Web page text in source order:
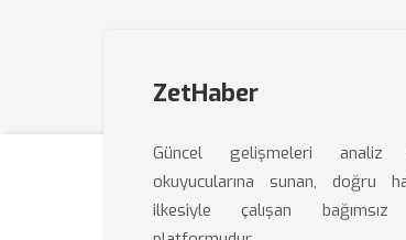
ZetHaber
Güncel gelişmeleri analiz
okuyucularına sunan, doğru
ilkesiyle çalışan